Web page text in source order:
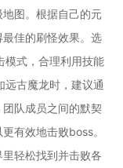
图。根据自己的元
佳的刷怪效果。选
模式，合理利用技能
古魔龙时，建议通
队成员之间的默契
有效地击败boss。
轻松找到并击败各